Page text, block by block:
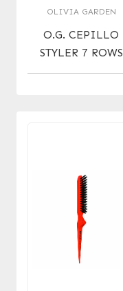
OLIVIA GARDEN
O.G. CEPILLO
STYLER 7 ROWS
HEAT PRO